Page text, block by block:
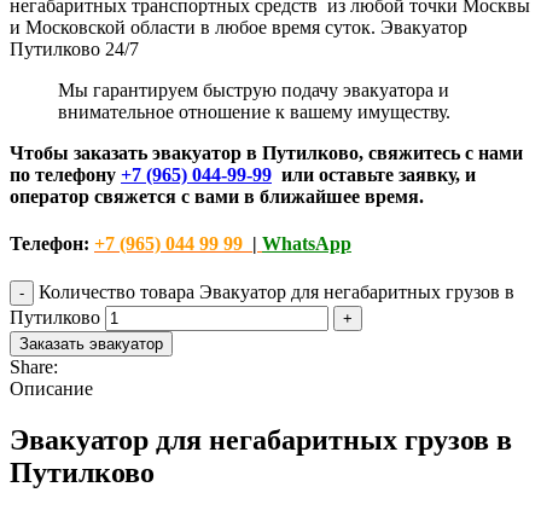
негабаритных транспортных средств из любой точки Москвы
и Московской области в любое время суток. Эвакуатор
Путилково 24/7
Мы гарантируем быструю подачу эвакуатора и
внимательное отношение к вашему имуществу.
Чтобы заказать эвакуатор в Путилково, свяжитесь с нами
по телефону +7 (965) 044-99-99 или оставьте заявку, и
оператор свяжется с вами в ближайшее время.
Телефон: +7 (965) 044 99 99 | WhatsApp
Количество товара Эвакуатор для негабаритных грузов в
Путилково
Заказать эвакуатор
Share:
Описание
Эвакуатор для негабаритных грузов в
Путилково